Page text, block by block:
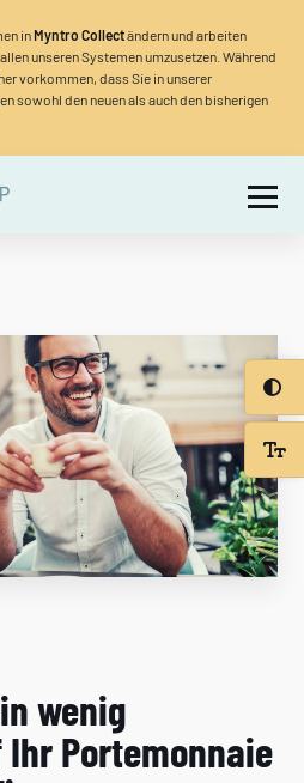
inMyntro Collectändern und arbeiten
unseren Systemen umzusetzen. Während
vorkommen, dass Sie in unserer
sowohl den neuen als auch den bisherigen
wenig
Portemonnaie